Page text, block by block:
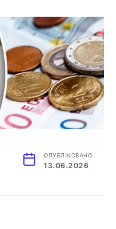
ОПУБЛІКОВАНО
13.06.2026